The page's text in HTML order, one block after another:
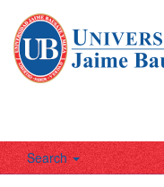
Search